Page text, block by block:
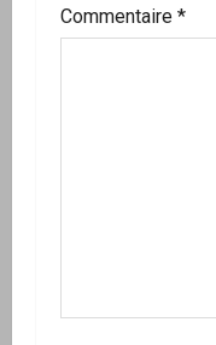
r
Commentaire *